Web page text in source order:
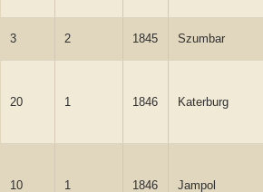
3 2 1845 Szumbar
20 1 1846 Katerburg
10 1 1846 Jampol